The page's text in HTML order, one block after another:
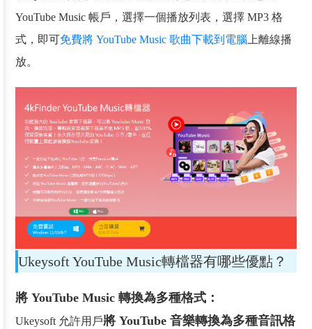
YouTube Music 帳戶，選擇一個播放列表，選擇 MP3 格
式，即可免費將 YouTube Music 歌曲下載到電腦 上離線播
放。
Ukeysoft YouTube Music轉檔器有哪些優點？
將 YouTube Music 轉換為多種格式：
Ukeysoft 允許用戶將 YouTube 音樂轉換為多種音訊格